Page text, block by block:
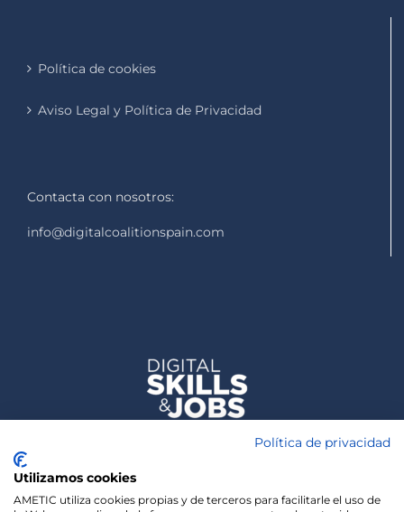
Política de cookies
Aviso Legal y Política de Privacidad
Contacta con nosotros:
info@digitalcoalitionspain.com
Política de privacidad
Utilizamos cookies
AMETIC utiliza cookies propias y de terceros para facilitarle el uso de